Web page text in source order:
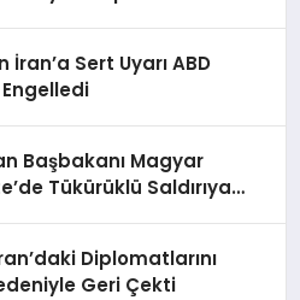
İran’a Sert Uyarı ABD
Engelledi
Başbakanı Magyar
Tükürüklü Saldırıya
Diplomatlarını
Geri Çekti